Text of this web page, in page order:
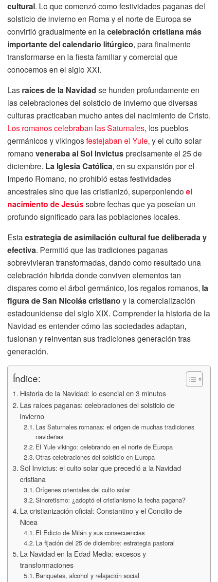
cultural. Lo que comenzó como festividades paganas del
solsticio de invierno en Roma y el norte de Europa se
convirtió gradualmente en lacelebración cristiana más
importante del calendario litúrgico, para finalmente
transformarse en la fiesta familiar y comercial que
conocemos en el siglo XXI.
Las raíces de la Navidad se hunden profundamente en
las celebraciones del solsticio de invierno que diversas
culturas practicaban mucho antes del nacimiento de Cristo.
Los romanos celebraban las Saturnales, los pueblos
germánicos y vikingosfestejaban el Yule, y el culto solar
romanoveneraba al Sol Invictusprecisamente el 25 de
diciembre. La Iglesia Católica, en su expansión por el
Imperio Romano, no prohibió estas festividades
ancestrales sino que las cristianizó, superponiendoel
nacimiento de Jesússobre fechas que ya poseían un
profundo significado para las poblaciones locales.
Estaestrategia de asimilación cultural fue deliberada y
efectiva. Permitió que las tradiciones paganas
sobrevivieran transformadas, dando como resultado una
celebración híbrida donde conviven elementos tan
dispares como el árbol germánico, los regalos romanos, la
figura de San Nicolás cristiano y la comercialización
estadounidense del siglo XIX. Comprender la historia de la
Navidad es entender cómo las sociedades adaptan,
fusionan y reinventan sus tradiciones generación tras
generación.
Índice:
Historia de la Navidad: lo esencial en 3 minutos
Las raíces paganas: celebraciones del solsticio de
invierno
Las Saturnales romanas: el origen de muchas tradiciones
navideñas
El Yule vikingo: celebrando en el norte de Europa
Otras celebraciones del solsticio en Europa
Sol Invictus: el culto solar que precedió a la Navidad
cristiana
Orígenes orientales del culto solar
Sincretismo: ¿adoptó el cristianismo la fecha pagana?
La cristianización oficial: Constantino y el Concilio de
Nicea
El Edicto de Milán y sus consecuencias
La fijación del 25 de diciembre: estrategia pastoral
La Navidad en la Edad Media: excesos y
transformaciones
Banquetes, alcohol y relajación social